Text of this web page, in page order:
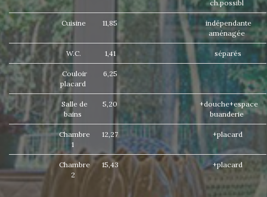
ch.possibl
Cuisine 11,85
indépendante
aménagée
W.C. 1,41 séparés
Couloir
placard
6,25
Salle de
bains
5,20
+douche+espace
buanderie
Chambre
1
12,27 +placard
Chambre
2
15,43 +placard